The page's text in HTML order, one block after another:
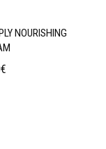
NOURISHING